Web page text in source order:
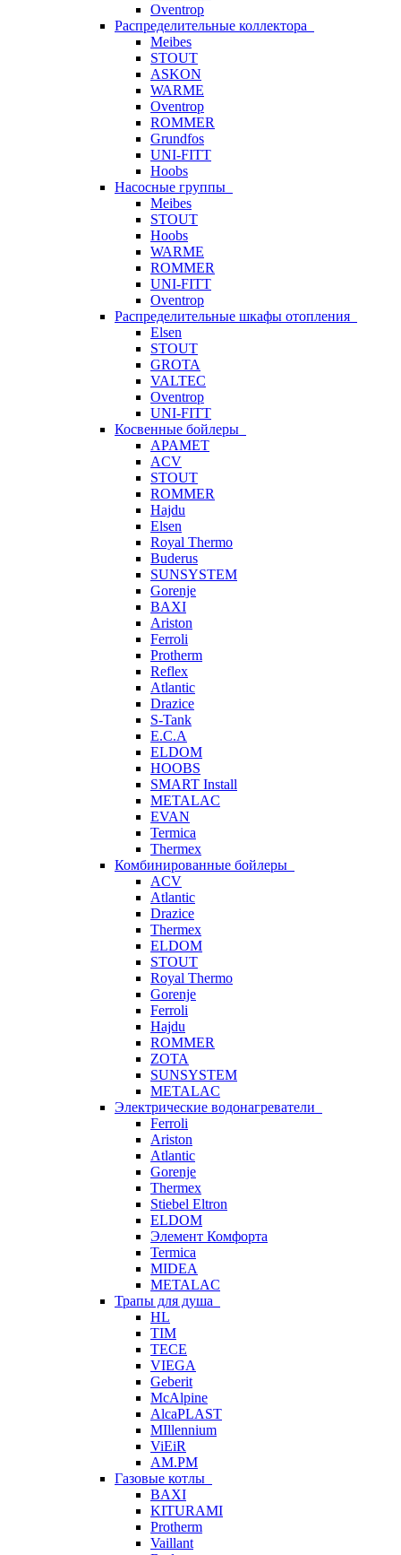
Oventrop
Распределительные коллектора
Meibes
STOUT
ASKON
WARME
Oventrop
ROMMER
Grundfos
UNI-FITT
Hoobs
Насосные группы
Meibes
STOUT
Hoobs
WARME
ROMMER
UNI-FITT
Oventrop
Распределительные шкафы отопления
Elsen
STOUT
GROTA
VALTEC
Oventrop
UNI-FITT
Косвенные бойлеры
APAMET
ACV
STOUT
ROMMER
Hajdu
Elsen
Royal Thermo
Buderus
SUNSYSTEM
Gorenje
BAXI
Ariston
Ferroli
Protherm
Reflex
Atlantic
Drazice
S-Tank
E.C.A
ELDOM
HOOBS
SMART Install
METALAC
EVAN
Termica
Thermex
Комбинированные бойлеры
ACV
Atlantic
Drazice
Thermex
ELDOM
STOUT
Royal Thermo
Gorenje
Ferroli
Hajdu
ROMMER
ZOTA
SUNSYSTEM
METALAC
Электрические водонагреватели
Ferroli
Ariston
Atlantic
Gorenje
Thermex
Stiebel Eltron
ELDOM
Элемент Комфорта
Termica
MIDEA
METALAC
Трапы для душа
HL
TIM
TECE
VIEGA
Geberit
McAlpine
AlcaPLAST
MIllennium
ViEiR
AM.PM
Газовые котлы
BAXI
KITURAMI
Protherm
Vaillant